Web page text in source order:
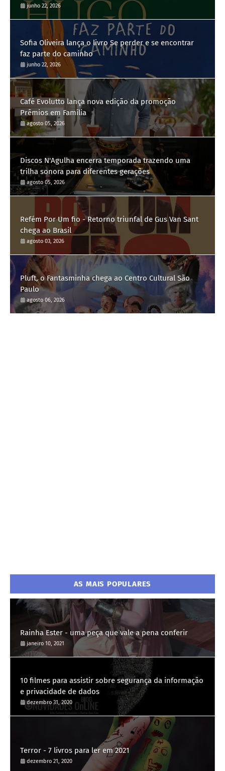
junho 22, 2026
Sofia Oliveira lança o livro Se perder e se encontrar
faz parte do caminho
junho 22, 2026
Café Evolutto lança nova edição da promoção
Prêmios em Família
agosto 05, 2026
Discos N'Agulha encerra temporada trazendo uma
trilha sonora para diferentes gerações
agosto 05, 2026
Refém Por Um fio - Retorno triunfal de Gus Van Sant
chega ao Brasil
agosto 03, 2026
Pluft, o Fantasminha chega ao Centro Cultural São
Paulo
agosto 06, 2026
AS MAIS POPULARES
Rainha Ester - uma peça que vale a pena conferir
janeiro 10, 2021
10 filmes para assistir sobre segurança da informação
e privacidade de dados
dezembro 31, 2020
Terror - 7 livros para ler em 2021
dezembro 21, 2020